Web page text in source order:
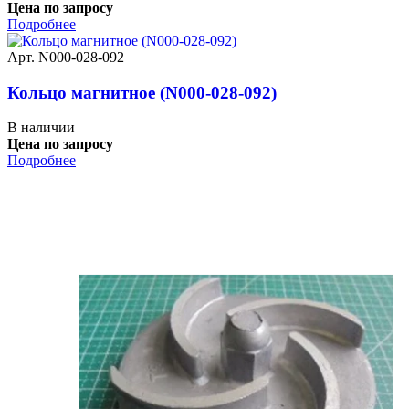
Цена по запросу
Подробнее
Арт. N000-028-092
Кольцо магнитное (N000-028-092)
В наличии
Цена по запросу
Подробнее